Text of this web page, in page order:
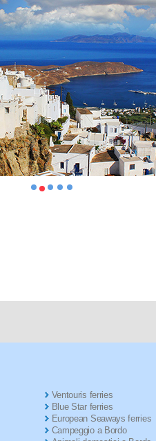
Ventouris ferries
Blue Star ferries
European Seaways ferries
Campeggio a Bordo